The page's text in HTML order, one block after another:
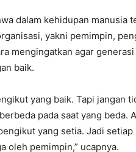
dalam kehidupan manusia
yakni pemimpin,
mengingatkan agar
baik.
yang baik. Tapi jangan
pada saat yang beda.
yang setia. Jadi setiap
oleh pemimpin,” ucapnya.